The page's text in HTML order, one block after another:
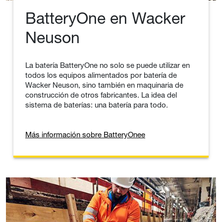
BatteryOne en Wacker
Neuson
La batería BatteryOne no solo se puede utilizar en
todos los equipos alimentados por batería de
Wacker Neuson, sino también en maquinaria de
construcción de otros fabricantes. La idea del
sistema de baterías: una batería para todo.
Más información sobre BatteryOnee